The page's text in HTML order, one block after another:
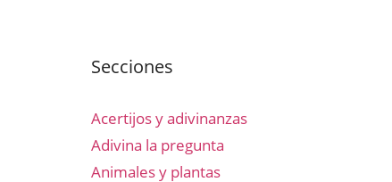
Secciones
Acertijos y adivinanzas
Adivina la pregunta
Animales y plantas